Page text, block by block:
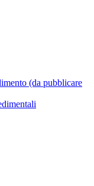
(da pubblicare